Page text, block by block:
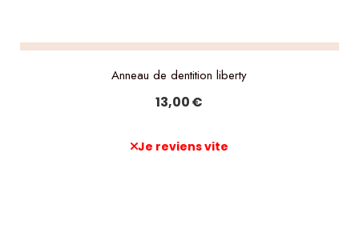
Anneau de dentition liberty
13,00€
Je reviens vite